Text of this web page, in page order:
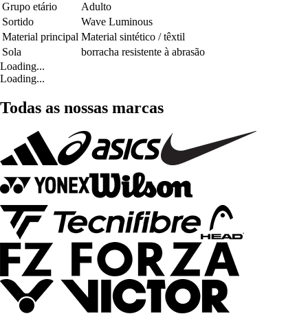
Grupo etário
Adulto
Sortido
Wave Luminous
Material principal Material sintético / têxtil
Sola
borracha resistente à abrasão
Loading...
Loading...
Todas as nossas marcas